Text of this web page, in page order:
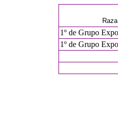
1º de Grupo
1º de Grupo